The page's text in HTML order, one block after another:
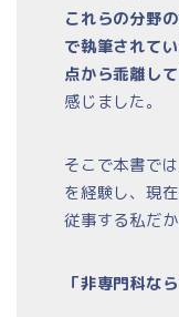
これらの分野
で執筆されて
点から乖離し
感じました。
そこで本書で
を経験し、現
従事する私だ
「非専門科な